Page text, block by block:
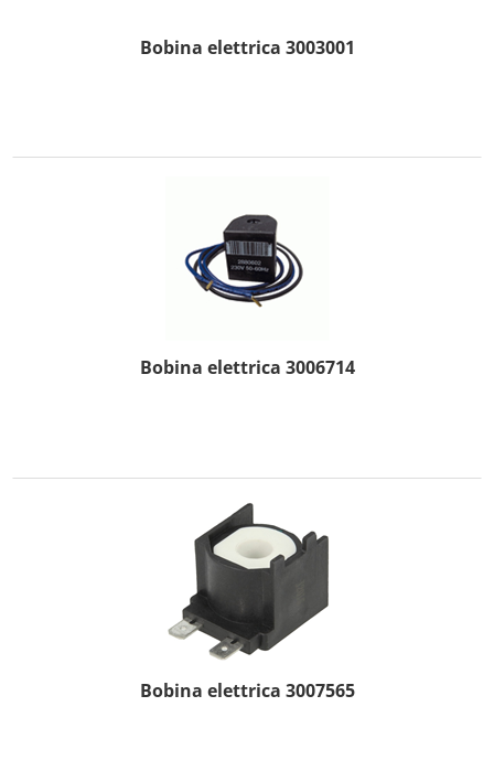
Bobina elettrica 3003001
Bobina elettrica 3006714
Bobina elettrica 3007565